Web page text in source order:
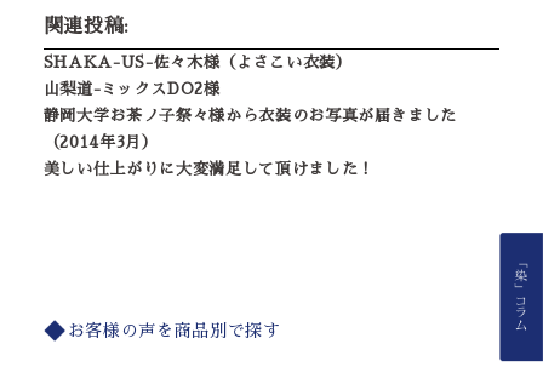
関連投稿:
SHAKA-US-佐々木様（よさこい衣装）
山梨道-ミックスDO2様
静岡大学お茶ノ子祭々様から衣装のお写真が届きました
（2014年3月）
美しい仕上がりに大変満足して頂けました！
お客様の声を商品別で探す